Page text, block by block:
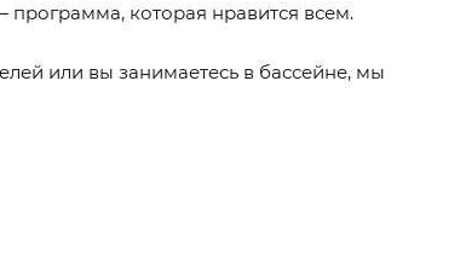
которая нравится всем.
или вы занимаетесь в бассейне, мы